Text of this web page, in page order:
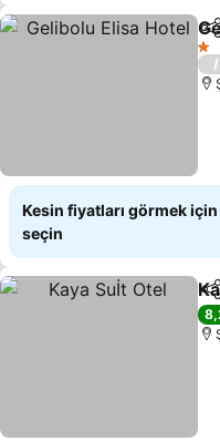
1
/
Kesin fiyatları görmek
seçin